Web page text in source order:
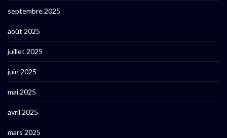
septembre 2025
août 2025
juillet 2025
juin 2025
mai 2025
avril 2025
mars 2025